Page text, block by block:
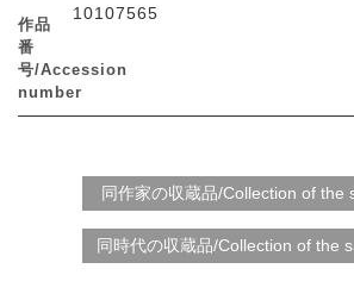
作品
番
号/Accession
number
10107565